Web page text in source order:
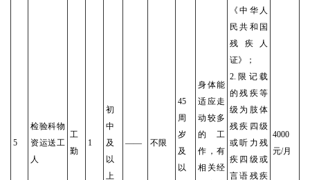
5
检验科物
资运送工
人
工
勤
1
初
中
及
以
上
—— 不限
45
周
岁
及
以
身体能
适应走
动较多
的工
作，有
相关经
《中华人
民共和国
残疾人
证》；
2.限记载
的残疾等
级为肢体
残疾四级
或听力残
疾四级或
言语残疾
4000
元/月